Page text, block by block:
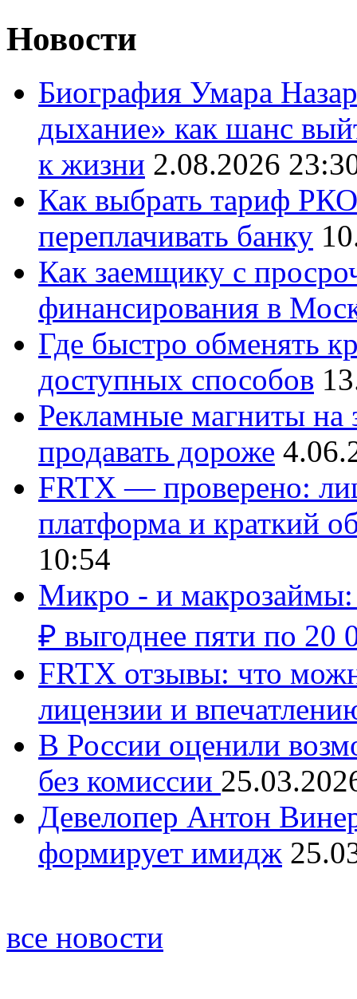
Новости
Биография Умара
дыхание» как шанс
к жизни 2.08.2026
Как выбрать тариф
переплачивать банку
Как заемщику с
финансирования в
Где быстро обменять
доступных способов
Рекламные магниты на
продавать дороже
FRTX — проверено:
платформа и краткий
10:54
Микро - и макрозаймы:
₽ выгоднее пяти по 20
FRTX отзывы: что
лицензии и
В России оценили
без комиссии
Девелопер Антон
формирует имидж
все новости